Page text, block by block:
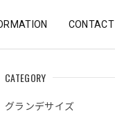
CONTACT
CATEGORY
グランデサイズ